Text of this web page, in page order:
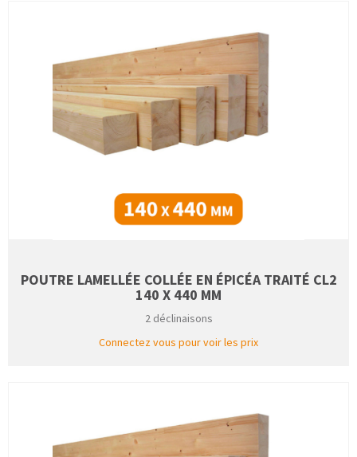
POUTRE LAMELLÉE COLLÉE EN ÉPICÉA TRAITÉ CL2
140 X 440 MM
2 déclinaisons
Connectez vous pour voir les prix